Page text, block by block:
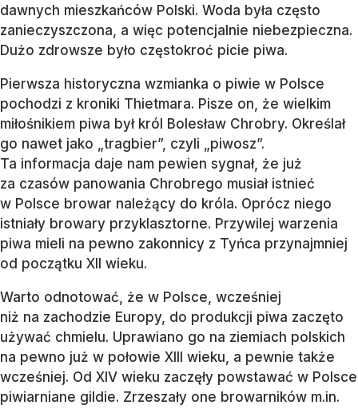
dawnych mieszkańców Polski. Woda była często
zanieczyszczona, a więc potencjalnie niebezpieczna.
Dużo zdrowsze było częstokroć picie piwa.
Pierwsza historyczna wzmianka o piwie w Polsce
pochodzi z kroniki Thietmara. Pisze on, że wielkim
miłośnikiem piwa był król Bolesław Chrobry. Określał
go nawet jako „tragbier”, czyli „piwosz”.
Ta informacja daje nam pewien sygnał, że już
za czasów panowania Chrobrego musiał istnieć
w Polsce browar należący do króla. Oprócz niego
istniały browary przyklasztorne. Przywilej warzenia
piwa mieli na pewno zakonnicy z Tyńca przynajmniej
od początku XII wieku.
Warto odnotować, że w Polsce, wcześniej
niż na zachodzie Europy, do produkcji piwa zaczęto
używać chmielu. Uprawiano go na ziemiach polskich
na pewno już w połowie XIII wieku, a pewnie także
wcześniej. Od XIV wieku zaczęły powstawać w Polsce
piwiarniane gildie. Zrzeszały one browarników m.in.